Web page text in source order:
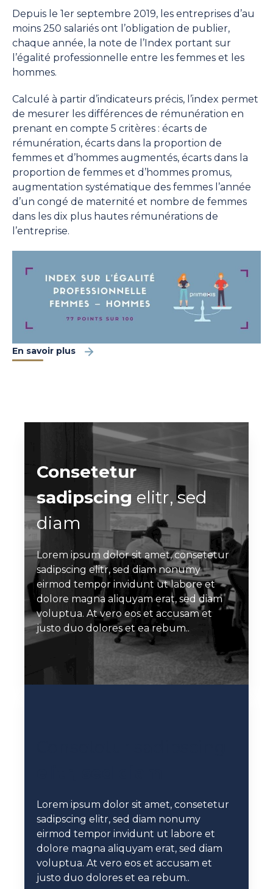
Depuis le 1er septembre 2019, les entreprises d’au
moins 250 salariés ont l’obligation de publier,
chaque année, la note de l’Index portant sur
l’égalité professionnelle entre les femmes et les
hommes.
Calculé à partir d’indicateurs précis, l’index permet
de mesurer les différences de rémunération en
prenant en compte 5 critères : écarts de
rémunération, écarts dans la proportion de
femmes et d’hommes augmentés, écarts dans la
proportion de femmes et d’hommes promus,
augmentation systématique des femmes l’année
d’un congé de maternité et nombre de femmes
dans les dix plus hautes rémunérations de
l’entreprise.
En savoir plus
Consetetur
sadipscing elitr, sed
diam
Lorem ipsum dolor sit amet, consetetur
sadipscing elitr, sed diam nonumy
eirmod tempor invidunt ut labore et
dolore magna aliquyam erat, sed diam
voluptua. At vero eos et accusam et
justo duo dolores et ea rebum..
Lorem ipsum dolor sit amet, consetetur
sadipscing elitr, sed diam nonumy
eirmod tempor invidunt ut labore et
dolore magna aliquyam erat, sed diam
voluptua. At vero eos et accusam et
justo duo dolores et ea rebum..